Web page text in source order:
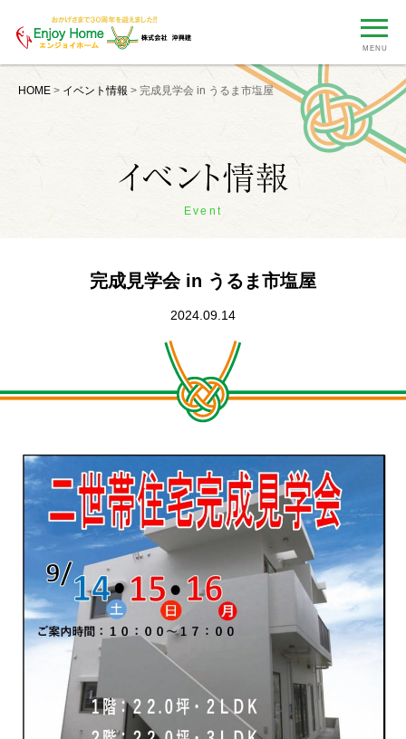
MENU
HOME > イベント情報 > 完成見学会 in うるま市塩屋
Event
完成見学会 in うるま市塩屋
2024.09.14